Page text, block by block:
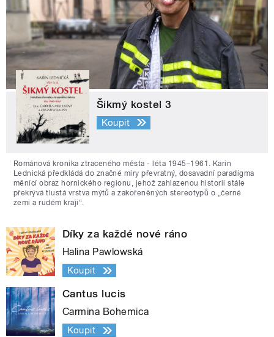
Šikmý kostel 3
Koupit
Románová kronika ztraceného města - léta 1945–1961. Karin
Lednická předkládá do značné míry převratný, dosavadní paradigma
měnící obraz hornického regionu, jehož zahlazenou historii stále
překrývá tlustá vrstva mýtů a zakořeněných stereotypů o „černé
zemi a rudém kraji“.
Díky za každé nové ráno
Halina Pawlowská
Koupit
Cantus lucis
Carmina Bohemica
Koupit